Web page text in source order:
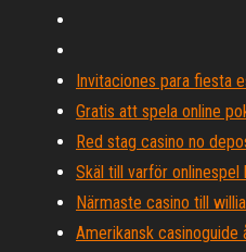
Invitaciones para fiesta
Gratis att spela online
Red stag casino no
Skäl till varför onlinespel
Närmaste casino till
Amerikansk casinoguide